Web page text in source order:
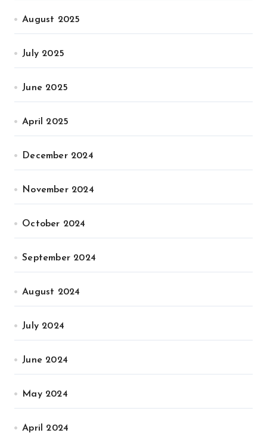
August 2025
July 2025
June 2025
April 2025
December 2024
November 2024
October 2024
September 2024
August 2024
July 2024
June 2024
May 2024
April 2024